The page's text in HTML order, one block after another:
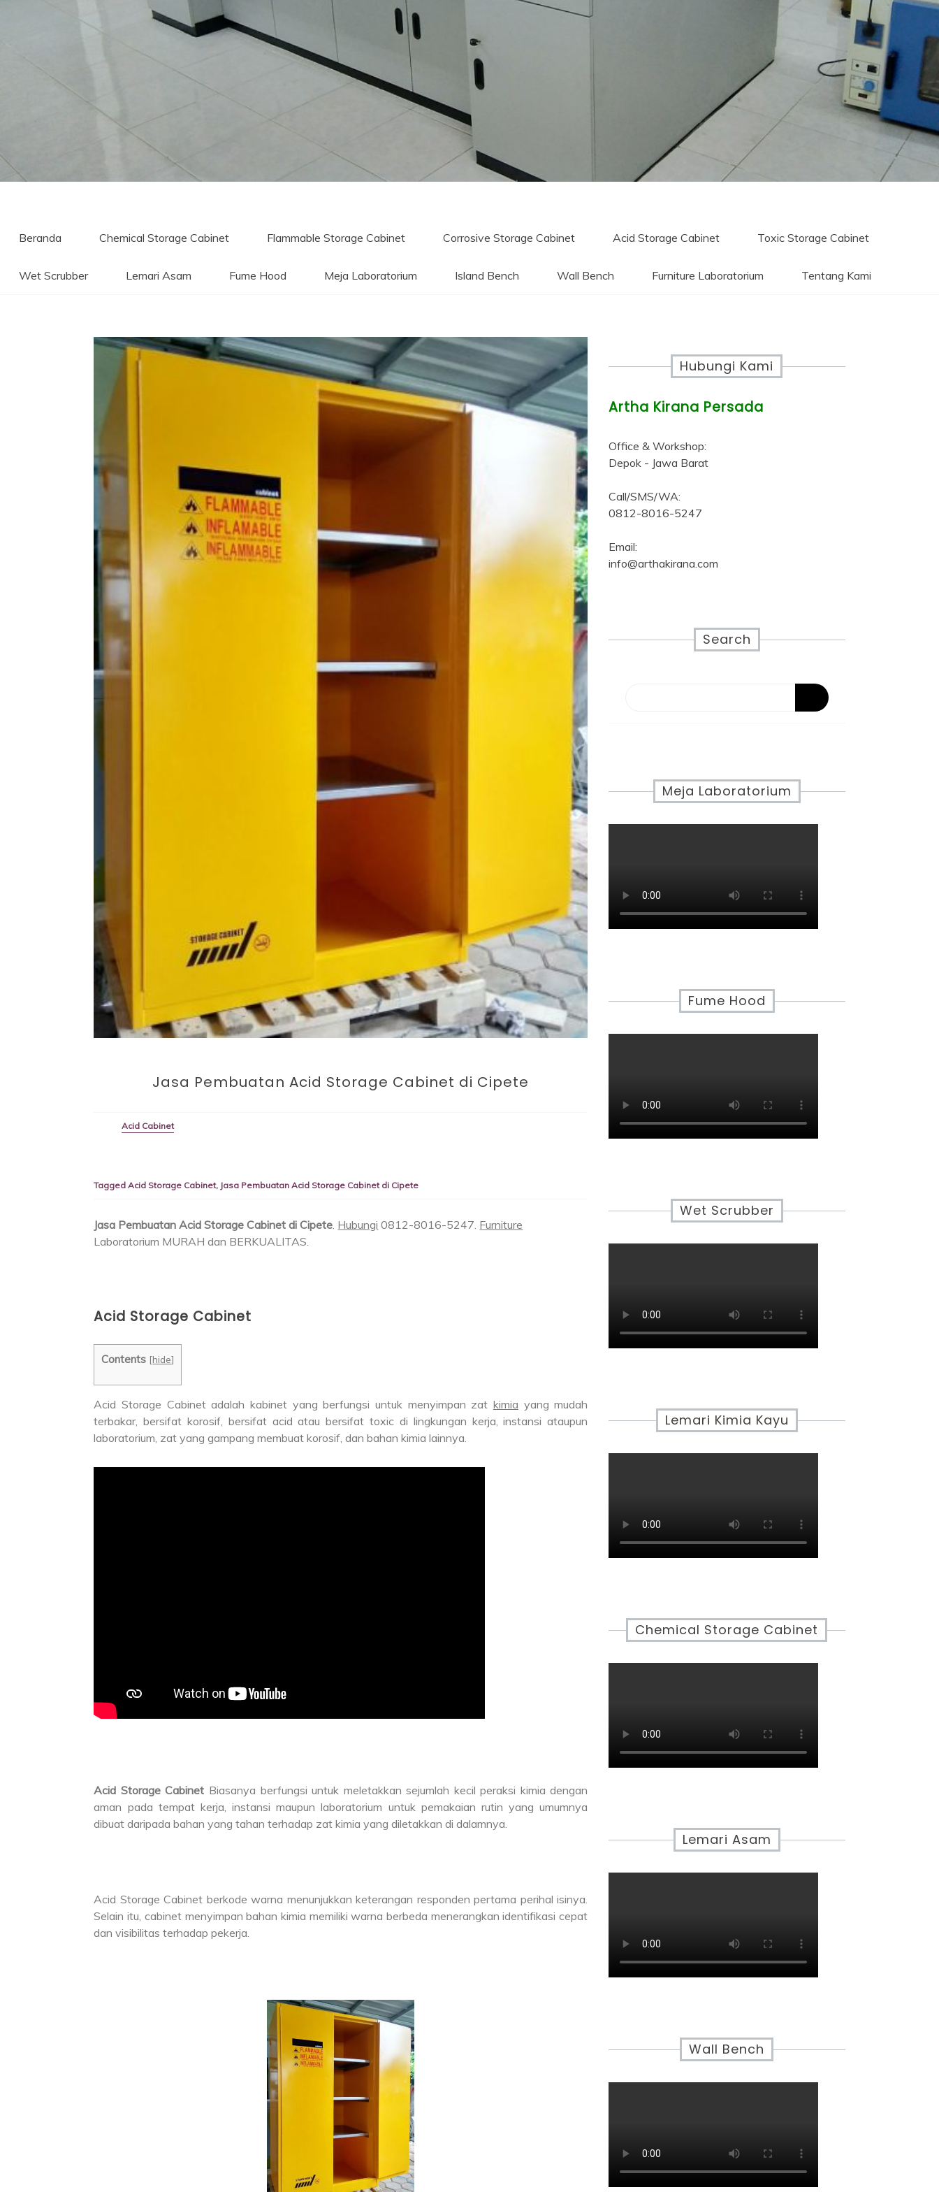
Beranda Chemical Storage Cabinet Flammable Storage Cabinet Corrosive Storage Cabinet Acid Storage Cabinet Toxic Storage Cabinet
Wet Scrubber Lemari Asam Fume Hood Meja Laboratorium Island Bench Wall Bench Furniture Laboratorium Tentang Kami
Jasa Pembuatan Acid Storage Cabinet di Cipete
Acid Cabinet
TaggedAcid Storage Cabinet, Jasa Pembuatan Acid Storage Cabinet di Cipete
Jasa Pembuatan Acid Storage Cabinet di Cipete. Hubungi 0812-8016-5247. Furniture
Laboratorium MURAH dan BERKUALITAS.
Acid Storage Cabinet
Contents [hide]
Acid Storage Cabinet adalah kabinet yang berfungsi untuk menyimpan zat kimia yang mudah
terbakar, bersifat korosif, bersifat acid atau bersifat toxic di lingkungan kerja, instansi ataupun
laboratorium, zat yang gampang membuat korosif, dan bahan kimia lainnya.
Acid Storage Cabinet Biasanya berfungsi untuk meletakkan sejumlah kecil peraksi kimia dengan
aman pada tempat kerja, instansi maupun laboratorium untuk pemakaian rutin yang umumnya
dibuat daripada bahan yang tahan terhadap zat kimia yang diletakkan di dalamnya.
Acid Storage Cabinet berkode warna menunjukkan keterangan responden pertama perihal isinya.
Selain itu, cabinet menyimpan bahan kimia memiliki warna berbeda menerangkan identifikasi cepat
dan visibilitas terhadap pekerja.
Hubungi Kami
Artha Kirana Persada
Office & Workshop:
Depok - Jawa Barat
Call/SMS/WA:
0812-8016-5247
Email:
info@arthakirana.com
Search
Meja Laboratorium
Fume Hood
Wet Scrubber
Lemari Kimia Kayu
Chemical Storage Cabinet
Lemari Asam
Wall Bench